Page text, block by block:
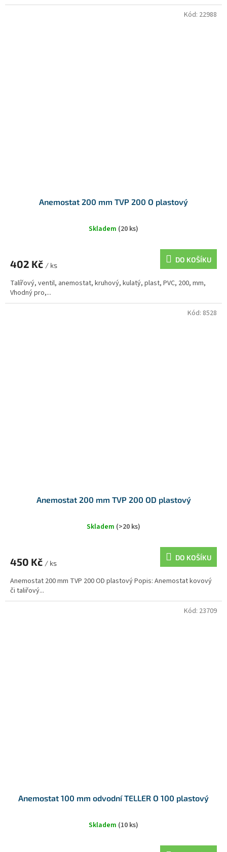
Anemostat 200 mm TVP 200 O plastový
Skladem (20 ks)
402 Kč / ks
DO KOŠÍKU
Talířový, ventil, anemostat, kruhový, kulatý, plast, PVC, 200, mm,
Vhodný pro,...
Kód: 22988
Anemostat 200 mm TVP 200 OD plastový
Skladem (>20 ks)
450 Kč / ks
DO KOŠÍKU
Anemostat 200 mm TVP 200 OD plastový Popis: Anemostat kovový
či taliřový...
Kód: 8528
Anemostat 100 mm odvodní TELLER O 100 plastový
Skladem (10 ks)
Kód: 23709